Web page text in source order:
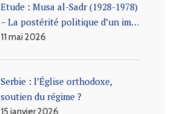
Etude : Musa al-Sadr (1928-1978)
– La postérité politique d’un im…
11 mai 2026
Serbie : l’Église orthodoxe,
soutien du régime ?
15 janvier 2026